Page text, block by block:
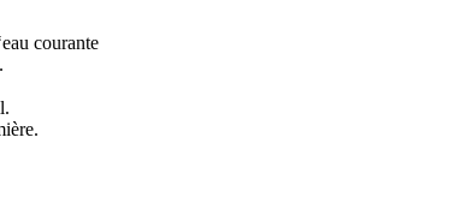
courante